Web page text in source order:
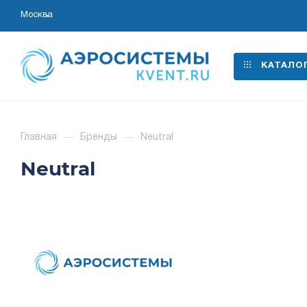
Москва
Главная — Бренды — Neutral
Neutral